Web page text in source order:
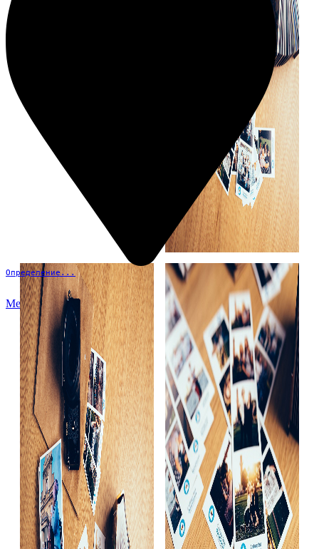
Определение...
Меню